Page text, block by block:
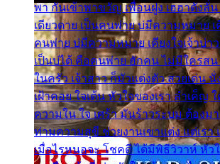
พา กันเข้าพาขวัญ เพื่อนฝูง เฮฮาดังลั่น
เดียวดาย เป็นคนพ่าย บ่มีความหมาย เ
คนพ่าย บ่มีความหมาย เคียงใจเจ้าบ่าว
เป็นบ่ได้ คือคนพ่าย ฮักคน ไม่มีใครสน
ในครัว เจ้าสาว ก็มัวแต่งตัว สวยเด่น นั่
เฝ้าคอย ใจเต้น หัวใจของเรา ลำเค็ญ
ความใน ใจ เศร้า มันร้าวระบม ต้องม
ท่ามความสุขี ช่วยงานเขาแต่ง แต่เรา
เมื่อไรหนอจะ โชคดี ได้มีพิธีวิวาห์ หัว